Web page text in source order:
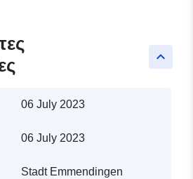
keyboard_arrow_up
06 July 2023
06 July 2023
Stadt Emmendingen